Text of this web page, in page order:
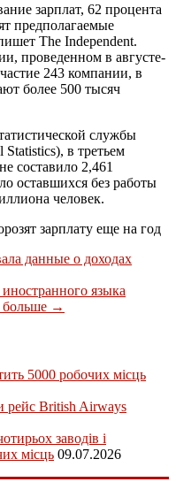
зарплат, 62 процента
предполагаемые
The Independent.
проведенном в августе-
243 компании, в
более 500 тысяч
службы
в третьем
составило 2,461
оставшихся без работы
человек.
зарплату еще на год
данные о доходах
языка
больше →
5000 робочих місць
рейс British Airways
заводів і
місць 09.07.2026